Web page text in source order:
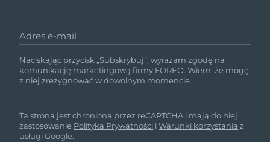
Adres e-mail
Naciskając przycisk „Subskrybuj”, wyrażam zgodę na
komunikację marketingową firmy FOREO. Wiem, że mogę
z niej zrezygnować w dowolnym momencie.
Ta strona jest chroniona przez reCAPTCHA i mają do niej
zastosowanie Polityka Prywatności iWarunki korzystania z
usługi Google.